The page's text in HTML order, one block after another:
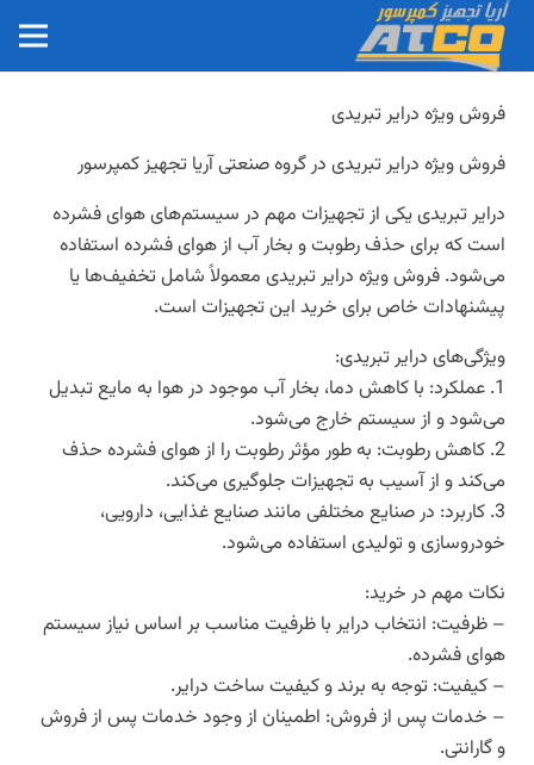
فروش ویژه درایر تبریدی
فروش ویژه درایر تبریدی در گروه صنعتی آریا تجهیز کمپرسور
درایر تبریدی یکی از تجهیزات مهم در سیستم‌های هوای فشرده
است که برای حذف رطوبت و بخار آب از هوای فشرده استفاده
می‌شود. فروش ویژه درایر تبریدی معمولاً شامل تخفیف‌ها یا
پیشنهادات خاص برای خرید این تجهیزات است.
ویژگی‌های درایر تبریدی:
1. عملکرد: با کاهش دما، بخار آب موجود در هوا به مایع تبدیل
می‌شود و از سیستم خارج می‌شود.
2. کاهش رطوبت: به طور مؤثر رطوبت را از هوای فشرده حذف
می‌کند و از آسیب به تجهیزات جلوگیری می‌کند.
3. کاربرد: در صنایع مختلفی مانند صنایع غذایی، دارویی،
خودروسازی و تولیدی استفاده می‌شود.
نکات مهم در خرید:
– ظرفیت: انتخاب درایر با ظرفیت مناسب بر اساس نیاز سیستم
هوای فشرده.
– کیفیت: توجه به برند و کیفیت ساخت درایر.
– خدمات پس از فروش: اطمینان از وجود خدمات پس از فروش
و گارانتی.